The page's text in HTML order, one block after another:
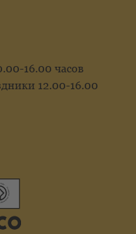
16.00 часов
12.00-16.00